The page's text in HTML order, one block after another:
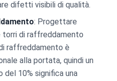
difetti visibili di qualità.
: Progettare
torri di raffreddamento
raffreddamento è
alla portata, quindi un
10% significa una